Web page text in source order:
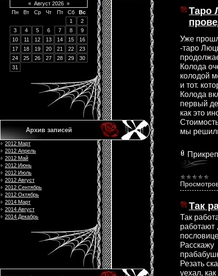
« Август 2026 »
Пн
Вт Ср Чт Пт Сб
Вс
1
2
3
4 5 6 7 8
9
10
11 12 13 14 15
16
17
18 19 20 21 22
23
24
25 26 27 28 29
30
31
Архив записей
2012 Март
2012 Апрель
2012 Май
2012 Июнь
2012 Июль
2012 Август
2012 Сентябрь
2012 Октябрь
2014 Март
2014 Август
2014 Декабрь
Таро
Уже
-таро
Колода
колодой
и тот.
Колода
первый
как это
мы
Так
Так
работают
Расскажу
Резать
уехал,